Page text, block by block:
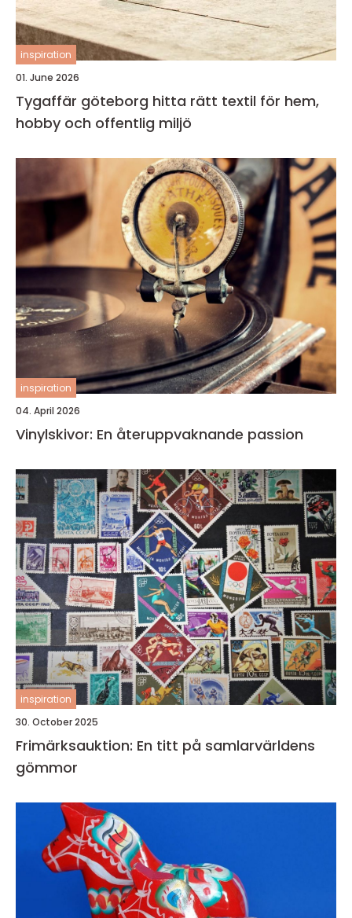
inspiration
01. June 2026
Tygaffär göteborg hitta rätt textil för hem,
hobby och offentlig miljö
inspiration
04. April 2026
Vinylskivor: En återuppvaknande passion
inspiration
30. October 2025
Frimärksauktion: En titt på samlarvärldens
gömmor